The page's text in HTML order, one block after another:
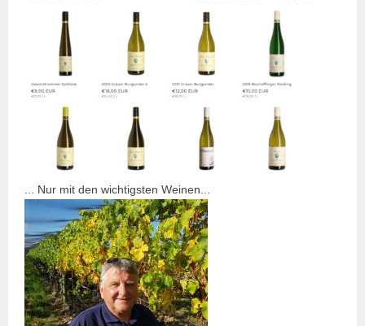
... Nur mit den wichtigsten Weinen...